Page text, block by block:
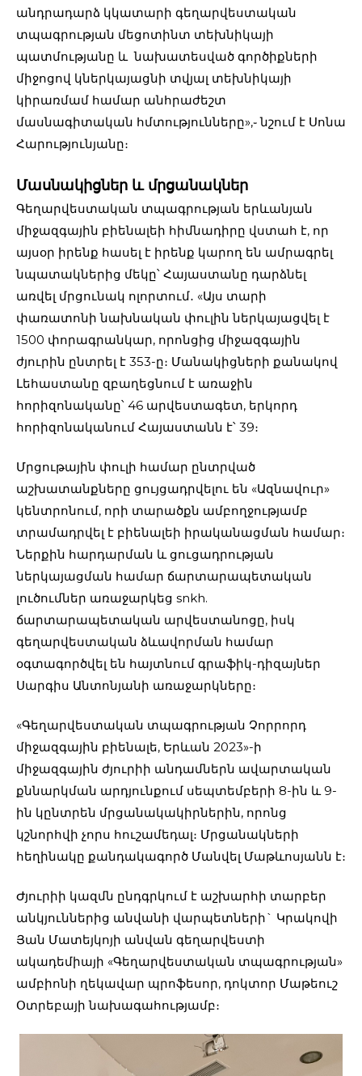
անդրադարձ կկատարի գեղարվեստական
տպագրության մեցոտինտ տեխնիկայի
պատմությանը և նախատեսված գործիքների
միջոցով կներկայացնի տվյալ տեխնիկայի
կիրառմամ համար անհրաժեշտ
մասնագիտական հմտությունները»,֊ նշում է Սոնա
Հարությունյանը։
Մասնակիցներ և մրցանակներ
Գեղարվեստական տպագրության երևանյան
միջազգային բիենալեի հիմնադիրը վստահ է, որ
այսօր իրենք հասել է իրենք կարող են ամրագրել
նպատակներից մեկը՝ Հայաստանը դարձնել
առվել մրցունակ ոլորտում․ «Այս տարի
փառատոնի նախնական փուլին ներկայացվել է
1500 փորագրանկար, որոնցից միջազգային
ժյուրին ընտրել է 353-ը։ Մանակիցների քանակով
Լեհաստանը զբաղեցնում է առաջին
հորիզոնականը՝ 46 արվեստագետ, երկորդ
հորիզոնականում Հայաստանն է՝ 39։
Մրցութային փուլի համար ընտրված
աշխատանքները ցույցադրվելու են «Ազնավուր»
կենտրոնում, որի տարածքն ամբողջությամբ
տրամադրվել է բիենալեի իրականացման համար։
Ներքին հարդարման և ցուցադրության
ներկայացման համար ճարտարապետական
լուծումներ առաջարկեց snkh.
ճարտարապետական արվեստանոցը, իսկ
գեղարվեստական ձևավորման համար
օգտագործվել են հայտնում գրաֆիկ-դիզայներ
Սարգիս Անտոնյանի առաջարկները։
«Գեղարվեստական տպագրության Չորրորդ
միջազգային բիենալե, Երևան 2023»-ի
միջազգային ժյուրիի անդամներն ավարտական
քննարկման արդյունքում սեպտեմբերի 8-ին և 9-
ին կընտրեն մրցանակակիրներին, որոնց
կշնորհվի չորս հուշամեդալ։ Մրցանակների
հեղինակը քանդակագործ Մանվել Մաթևոսյանն է։
Ժյուրիի կազմն ընդգրկում է աշխարհի տարբեր
անկյուններից անվանի վարպետների` Կրակովի
Յան Մատեյկոյի անվան գեղարվեստի
ակադեմիայի «Գեղարվեստական տպագրության»
ամբիոնի ղեկավար պրոֆեսոր, դոկտոր Մաթեուշ
Օտրեբայի նախագահությամբ։